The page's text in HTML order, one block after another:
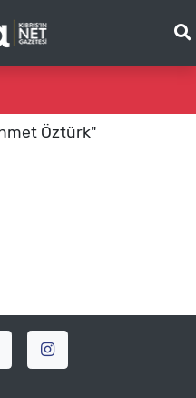
Öztürk"